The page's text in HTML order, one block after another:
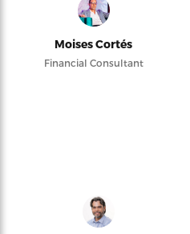
Moises Cortés
Financial Consultant